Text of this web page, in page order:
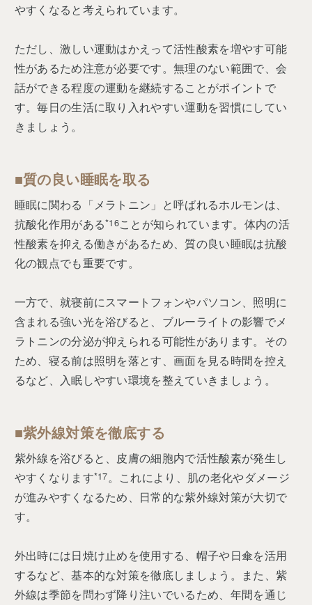
やすくなると考えられています。
ただし、激しい運動はかえって活性酸素を増やす可能
性があるため注意が必要です。無理のない範囲で、会
話ができる程度の運動を継続することがポイントで
す。毎日の生活に取り入れやすい運動を習慣にしてい
きましょう。
■質の良い睡眠を取る
睡眠に関わる「メラトニン」と呼ばれるホルモンは、
抗酸化作用がある*16ことが知られています。体内の活
性酸素を抑える働きがあるため、質の良い睡眠は抗酸
化の観点でも重要です。
一方で、就寝前にスマートフォンやパソコン、照明に
含まれる強い光を浴びると、ブルーライトの影響でメ
ラトニンの分泌が抑えられる可能性があります。その
ため、寝る前は照明を落とす、画面を見る時間を控え
るなど、入眠しやすい環境を整えていきましょう。
■紫外線対策を徹底する
紫外線を浴びると、皮膚の細胞内で活性酸素が発生し
やすくなります*17。これにより、肌の老化やダメージ
が進みやすくなるため、日常的な紫外線対策が大切で
す。
外出時には日焼け止めを使用する、帽子や日傘を活用
するなど、基本的な対策を徹底しましょう。また、紫
外線は季節を問わず降り注いでいるため、年間を通じ